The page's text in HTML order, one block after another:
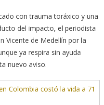
con trauma toráxico y una
del impacto, el periodista
Vicente de Medellín por la
ya respira sin ayuda
nuevo aviso.